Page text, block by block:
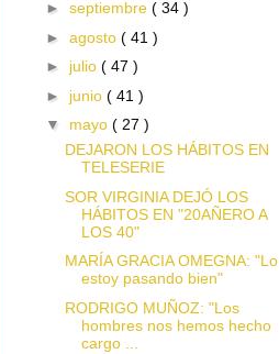
► septiembre ( 34 )
► agosto ( 41 )
► julio ( 47 )
► junio ( 41 )
▼ mayo ( 27 )
DEJARON LOS HÁBITOS EN
TELESERIE
SOR VIRGINIA DEJÓ LOS
HÁBITOS EN "20AÑERO A
LOS 40"
MARÍA GRACIA OMEGNA: "Lo
estoy pasando bien"
RODRIGO MUÑOZ: "Los
hombres nos hemos hecho
cargo ...